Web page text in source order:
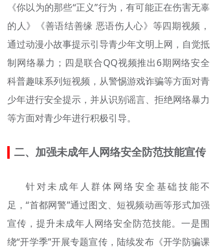
《你以为的那些“正义”行为，有可能正在伤害无辜
的人》《善语结善缘 恶语伤人心》等四期视频，
通过动漫小故事提示引导青少年文明上网，自觉抵
制网络暴力；四是联合QQ视频推出6期网络安全
科普趣味系列短视频，从警惕游戏诈骗等方面对青
少年进行安全提示，并从识别谣言、拒绝网络暴力
等方面对青少年进行积极引导。
二、加强未成年人网络安全防范技能宣传
针对未成年人群体网络安全基础技能不
足，“首都网警”通过图文、短视频动画等形式加强
宣传，提升未成年人网络安全防范技能。一是围
绕“开学季”开展专题宣传，陆续发布《开学防骗课